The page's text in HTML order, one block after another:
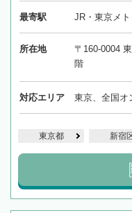
最寄駅 JR・東京メ
所在地
〒160-0004
階
対応エリア 東京、全国オ
東京都 新宿